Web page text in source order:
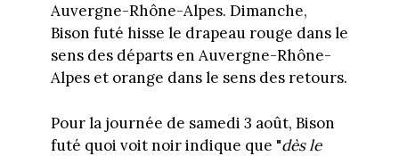
Auvergne-Rhône-Alpes. Dimanche,
Bison futé hisse le drapeau rouge dans le
sens des départs en Auvergne-Rhône-
Alpes et orange dans le sens des retours.
Pour la journée de samedi 3 août, Bison
futé quoi voit noir indique que "dès le